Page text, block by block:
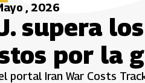
, 2026
supera
por la
portal Iran War Costs